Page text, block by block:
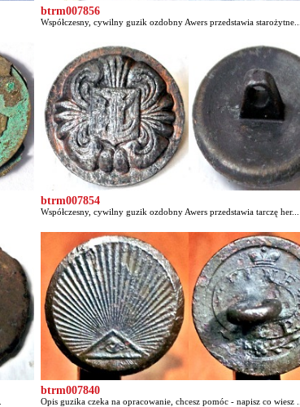
btrm007856
Współczesny, cywilny guzik ozdobny Awers przedstawia starożytne...
btrm007854
Współczesny, cywilny guzik ozdobny Awers przedstawia tarczę her...
btrm007840
Opis guzika czeka na opracowanie, chcesz pomóc - napisz co wiesz ...